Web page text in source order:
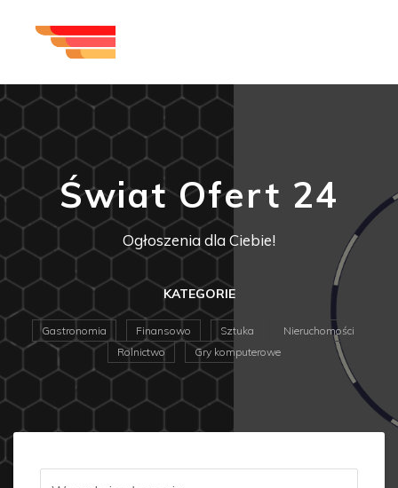
Świat Ofert 24
Ogłoszenia dla Ciebie!
KATEGORIE
Gastronomia Finansowo Sztuka
Nieruchomości
Rolnictwo
Gry komputerowe